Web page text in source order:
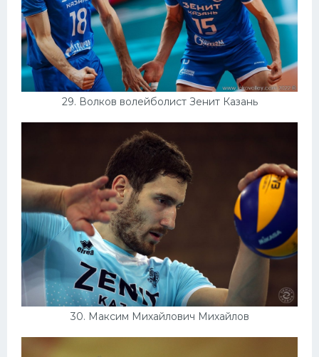
29. Волков волейболист Зенит Казань
30. Максим Михайлович Михайлов